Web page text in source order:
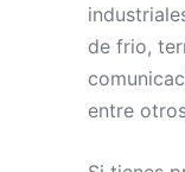
de frio,
entre